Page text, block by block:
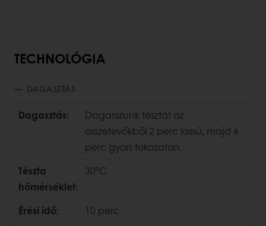
TECHNOLÓGIA
DAGASZTÁS
Dagasztás:
Dagasszunk tésztát az
összetevőkből 2 perc lassú, majd 6
perc gyors fokozaton.
Tészta
hőmérséklet:
30°C
Érési idő:
10 perc